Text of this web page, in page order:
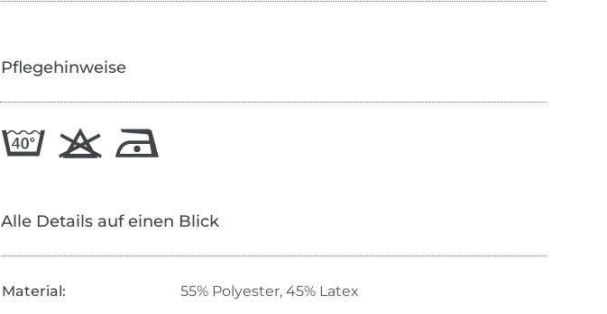
Pflegehinweise
Alle Details auf einen Blick
Material:
55% Polyester, 45% Latex